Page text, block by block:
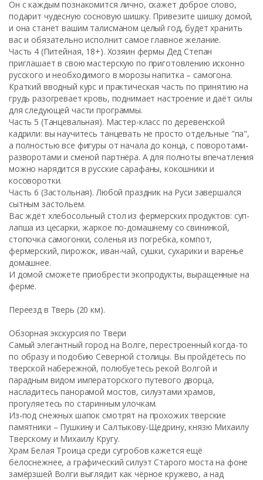
Он с каждым познакомится лично, скажет доброе слово,
подарит чудесную сосновую шишку. Привезите шишку домой,
и она станет вашим талисманом целый год, будет хранить
вас и обязательно исполнит самое главное желание.
Часть 4 (Питейная, 18+). Хозяин фермы Дед Степан
приглашает в свою мастерскую по приготовлению исконно
русского и необходимого в морозы напитка – самогона.
Краткий вводный курс и практическая часть по принятию на
грудь разогревает кровь, поднимает настроение и даёт силы
для следующей части программы.
Часть 5 (Танцевальная). Мастер-класс по деревенской
кадрили: вы научитесь танцевать не просто отдельные "па",
а полностью все фигуры от начала до конца, с поворотами-
разворотами и сменой партнёра. А для полноты впечатления
можно нарядится в русские сарафаны, кокошники и
косоворотки.
Часть 6 (Застольная). Любой праздник на Руси завершался
сытным застольем.
Вас ждёт хлебосольный стол из фермерских продуктов: суп-
лапша из цесарки, жаркое по-домашнему со свининкой,
стопочка самогонки, соленья из погребка, компот,
фермерский, пирожок, иван-чай, сушки, сухарики и варенье
домашнее.
И домой сможете приобрести экопродукты, выращенные на
ферме.
Переезд в Тверь (20 км).
Обзорная экскурсия по Твери
Самый элегантный город на Волге, перестроенный когда-то
по образу и подобию Северной столицы. Вы пройдётесь по
тверской набережной, полюбуетесь рекой Волгой и
парадным видом императорского путевого дворца,
насладитесь панорамой мостов, силуэтами храмов,
прогуляетесь по старинным улочкам.
Из-под снежных шапок смотрят на прохожих тверские
памятники – Пушкину и Салтыкову-Щедрину, князю Михаилу
Тверскому и Михаилу Кругу.
Храм Белая Троица среди сугробов кажется ещё
белоснежнее, а графический силуэт Старого моста на фоне
замёрзшей Волги выглядит как чёрное кружево, а над